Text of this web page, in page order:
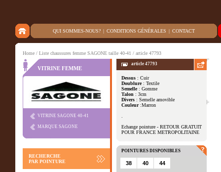
QUI SOMMES-NOUS? | CONDITIONS GÉNÉRALES | CONTACT
Home / Liste chaussures femme SAGONE taille 40-41 / article 47793
VITRINE FEMME
VITRINE SAGONE 40-41
MARQUE SAGONE
RECHERCHE
PAR POINTURE
article 47793
Dessus : Cuir
Doublure: Textile
Semelle: Gomme
Talon : 3cm
Divers : Semelle amovible
Couleur :Marron
Echange pointure - RETOUR GRATUIT
POUR FRANCE METROPOLITAINE
POINTURES DISPONIBLES
38 40 44